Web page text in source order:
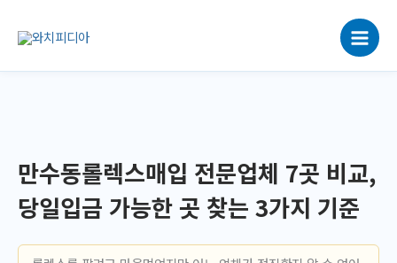
로
만수동롤렉스매입 전문업체 7곳 비교,
당일입금 가능한 곳 찾는 3가지 기준